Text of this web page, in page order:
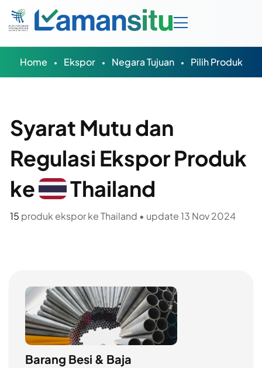
Home Ekspor Negara Tujuan Pilih Produk
Syarat Mutu dan
Regulasi Ekspor Produk
ke
Thailand
15 produk ekspor ke Thailand • update 13 Nov 2024
Barang Besi & Baja